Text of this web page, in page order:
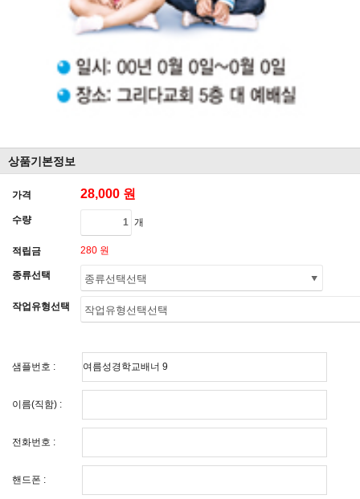
상품기본정보
가격 28,000 원
수량 개
적립금 280 원
종류선택
작업유형선택
샘플번호 :
이름(직함) :
전화번호 :
핸드폰 :